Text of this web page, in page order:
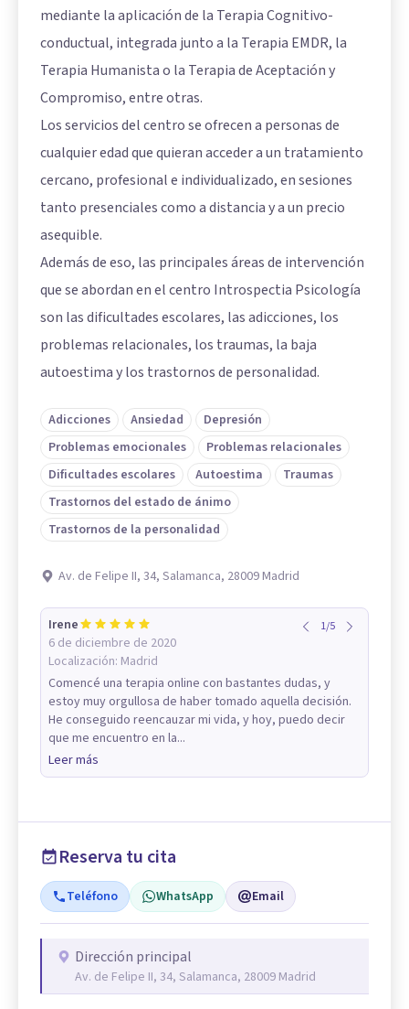
mediante la aplicación de la Terapia Cognitivo-
conductual, integrada junto a la Terapia EMDR, la
Terapia Humanista o la Terapia de Aceptación y
Compromiso, entre otras.
Los servicios del centro se ofrecen a personas de
cualquier edad que quieran acceder a un tratamiento
cercano, profesional e individualizado, en sesiones
tanto presenciales como a distancia y a un precio
asequible.
Además de eso, las principales áreas de intervención
que se abordan en el centro Introspectia Psicología
son las dificultades escolares, las adicciones, los
problemas relacionales, los traumas, la baja
autoestima y los trastornos de personalidad.
Adicciones Ansiedad
Depresión
Problemas emocionales
Problemas relacionales
Dificultades escolares
Autoestima
Traumas
Trastornos del estado de ánimo
Trastornos de la personalidad
Av. de Felipe II, 34, Salamanca, 28009 Madrid
Irene
6 de diciembre de 2020
Localización: Madrid
1/5
Comencé una terapia online con bastantes dudas, y
estoy muy orgullosa de haber tomado aquella decisión.
He conseguido reencauzar mi vida, y hoy, puedo decir
que me encuentro en la...
Leer más
Reserva tu cita
Teléfono WhatsApp Email
Dirección principal
Av. de Felipe II, 34, Salamanca, 28009 Madrid